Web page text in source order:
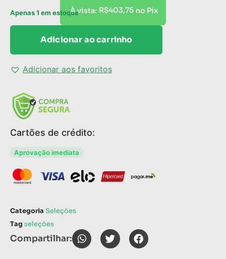
À vista: R$403,75 no Pix
Apenas 1 em estoque
Adicionar ao carrinho
Adicionar aos favoritos
Cartões de crédito:
Aprovação imediata
Categoria Seleções
Tag seleções
Compartilhar: